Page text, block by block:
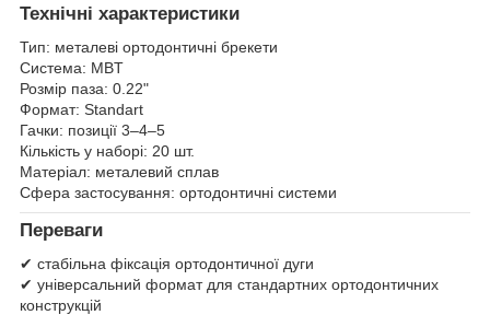
Технічні характеристики
Тип: металеві ортодонтичні брекети
Система: MBT
Розмір паза: 0.22"
Формат: Standart
Гачки: позиції 3–4–5
Кількість у наборі: 20 шт.
Матеріал: металевий сплав
Сфера застосування: ортодонтичні системи
Переваги
✔ стабільна фіксація ортодонтичної дуги
✔ універсальний формат для стандартних ортодонтичних
конструкцій